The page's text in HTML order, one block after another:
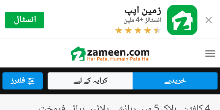
زمین اپپ
انسٹالز +4 ملین انسٹال
خریدیے کرایہ کے لیے فلٹرز